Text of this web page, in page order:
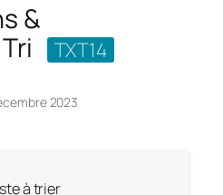
&
TXT14
2023
à trier